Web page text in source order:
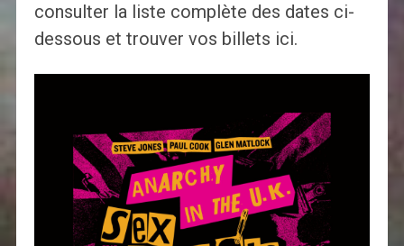
consulter la liste complète des dates ci-
dessous et trouver vos billets ici.